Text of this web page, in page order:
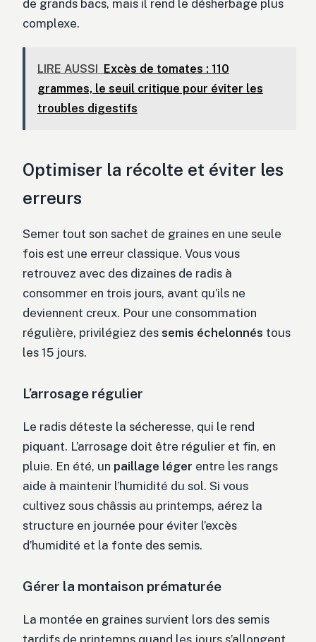
de grands bacs, mais il rend le désherbage plus
complexe.
LIRE AUSSI
Excès de tomates : 110
grammes, le seuil critique pour éviter les
troubles digestifs
Optimiser la récolte et éviter les
erreurs
Semer tout son sachet de graines en une seule
fois est une erreur classique. Vous vous
retrouvez avec des dizaines de radis à
consommer en trois jours, avant qu’ils ne
deviennent creux. Pour une consommation
régulière, privilégiez des semis échelonnés tous
les 15 jours.
L’arrosage régulier
Le radis déteste la sécheresse, qui le rend
piquant. L’arrosage doit être régulier et fin, en
pluie. En été, un paillage léger entre les rangs
aide à maintenir l’humidité du sol. Si vous
cultivez sous châssis au printemps, aérez la
structure en journée pour éviter l’excès
d’humidité et la fonte des semis.
Gérer la montaison prématurée
La montée en graines survient lors des semis
tardifs de printemps quand les jours s’allongent